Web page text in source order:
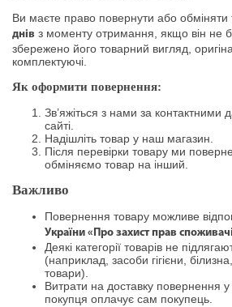
Ви маєте право повернути або обміняти
днів з моменту отримання, якщо він не
збережено його товарний вигляд,
комплектуючі.
Як оформити повернення:
Зв’яжіться з нами за
сайті.
Надішліть товар у наш магазин.
Після перевірки товару ми
обміняємо товар на інший.
Важливо
Повернення товару можливе
України «Про захист прав
Деякі категорії товарів не
(наприклад, засоби гігієни,
товари).
Витрати на доставку повернення у
покупця оплачує сам покупець.